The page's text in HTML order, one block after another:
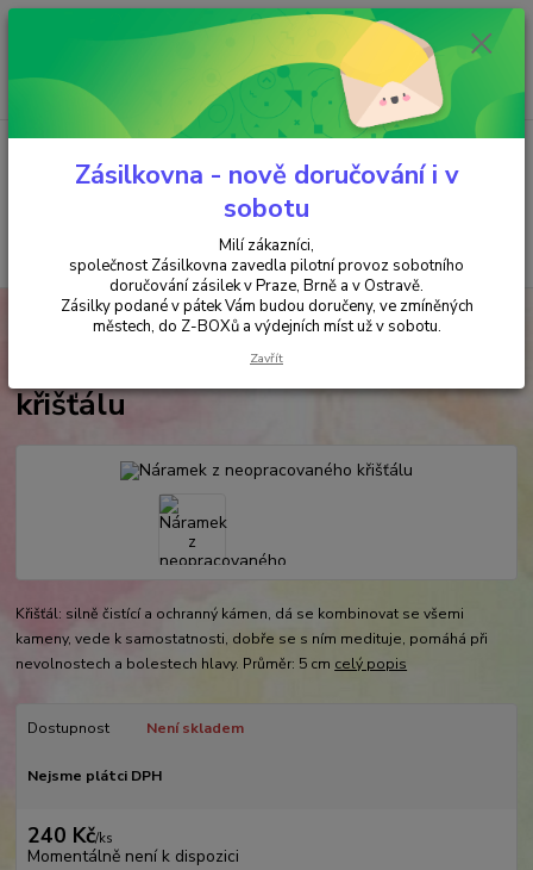
Minimální hodnota objednávky je 200 kč. Při nákupu nad 2000,- Kč je
požadována platba předem na účet.
Menu
+420 737 737 037
(Po-Pá, 9-18 hod.)
za
ŠPERKY & AMULETY & MALY Náramek z neopracovaného křišťálu
Náramek z neopracovaného
křišťálu
Křišťál: silně čistící a ochranný kámen, dá se kombinovat se všemi
kameny, vede k samostatnosti, dobře se s ním medituje, pomáhá při
nevolnostech a bolestech hlavy. Průměr: 5 cm celý popis
Dostupnost Není skladem
Nejsme plátci DPH
240 Kč/ks
Momentálně není k dispozici
Zásilkovna - nově doručování i v
sobotu
Milí zákazníci,
společnost Zásilkovna zavedla pilotní provoz sobotního
doručování zásilek v Praze, Brně a v Ostravě.
Zásilky podané v pátek Vám budou doručeny, ve zmíněných
městech, do Z-BOXů a výdejních míst už v sobotu.
Zavřít